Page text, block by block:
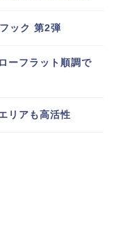
ック 第2弾
ーフラット順調で
リアも高活性